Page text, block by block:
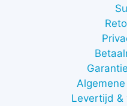
Levertijd &